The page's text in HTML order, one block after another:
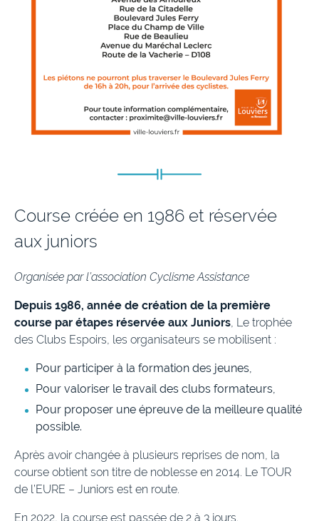
Course créée en 1986 et réservée
aux juniors
Organisée par l’association Cyclisme Assistance
Depuis 1986, année de création de la première
course par étapes réservée aux Juniors, Le trophée
des Clubs Espoirs, les organisateurs se mobilisent :
Pour participer à la formation des jeunes,
Pour valoriser le travail des clubs formateurs,
Pour proposer une épreuve de la meilleure qualité
possible.
Après avoir changée à plusieurs reprises de nom, la
course obtient son titre de noblesse en 2014. Le TOUR
de l’EURE – Juniors est en route.
En 2022, la course est passée de 2 à 3 jours.